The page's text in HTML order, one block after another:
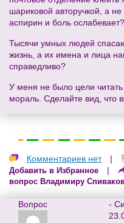
шариковой авторучкой, а
аспирин и боль ослабевает?..
Тысячи умных людей
жизнь, а их имена и лица
справедливо?
У меня не было цели
мораль. Сделайте вид, что
Комментариев нет |
Добавить в Избранное |
вопрос Владимиру
Вопрос
-